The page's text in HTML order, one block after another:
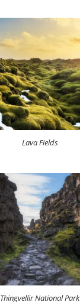
Lava Fields
Thingvellir National Park